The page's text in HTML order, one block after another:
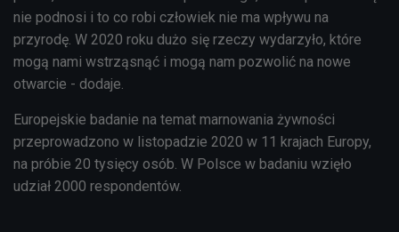
nie podnosi i to co robi człowiek nie ma wpływu na
przyrodę. W 2020 roku dużo się rzeczy wydarzyło, które
mogą nami wstrząsnąć i mogą nam pozwolić na nowe
otwarcie - dodaje.
Europejskie badanie na temat marnowania żywności
przeprowadzono w listopadzie 2020 w 11 krajach Europy,
na próbie 20 tysięcy osób. W Polsce w badaniu wzięło
udział 2000 respondentów.